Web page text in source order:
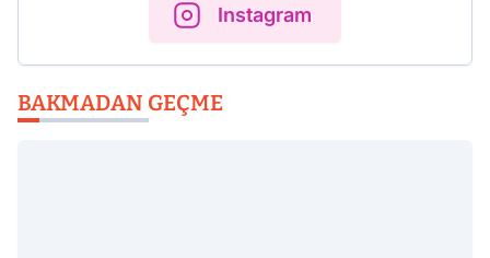
Instagram
BAKMADAN GEÇME